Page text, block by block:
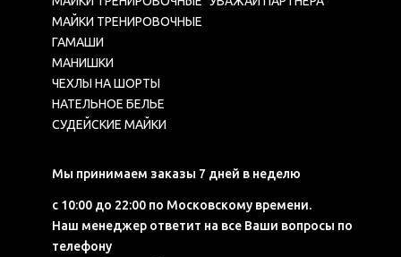
МАЙКИ ТРЕНИРОВОЧНЫЕ
ГАМАШИ
МАНИШКИ
ЧЕХЛЫ НА ШОРТЫ
НАТЕЛЬНОЕ БЕЛЬЕ
СУДЕЙСКИЕ МАЙКИ
Мы принимаем заказы 7 дней в неделю
с 10:00 до 22:00 по Московскому времени.
Наш менеджер ответит на все Ваши вопросы по
телефону